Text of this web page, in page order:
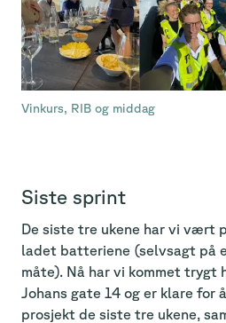
Vinkurs, RIB og middag
Siste sprint
De siste tre ukene har vi vært
ladet batteriene (selvsagt på
måte). Nå har vi kommet trygt
Johans gate 14 og er klare for
prosjekt de siste tre ukene,